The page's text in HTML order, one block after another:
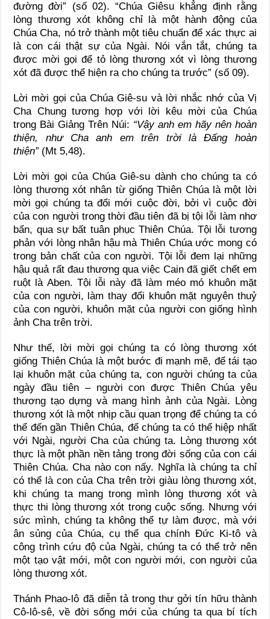
đường đời” (số 02). “Chúa Giêsu khẳng định rằng
lòng thương xót không chỉ là một hành động của
Chúa Cha, nó trở thành một tiêu chuẩn để xác thực ai
là con cái thật sự của Ngài. Nói vắn tắt, chúng ta
được mời gọi để tỏ lòng thương xót vì lòng thương
xót đã được thể hiện ra cho chúng ta trước” (số 09).
Lời mời gọi của Chúa Giê-su và lời nhắc nhớ của Vị
Cha Chung tương hợp với lời kêu mời của Chúa
trong Bài Giảng Trên Núi: “Vậy anh em hãy nên hoàn
thiện, như Cha anh em trên trời là Đấng hoàn
thiện” (Mt 5,48).
Lời mời gọi của Chúa Giê-su dành cho chúng ta có
lòng thương xót nhân từ giống Thiên Chúa là một lời
mời gọi chúng ta đổi mới cuộc đời, bởi vì cuộc đời
của con người trong thời đầu tiên đã bị tội lỗi làm nhơ
bẩn, qua sự bất tuân phục Thiên Chúa. Tội lỗi tương
phản với lòng nhân hậu mà Thiên Chúa ước mong có
trong bản chất của con người. Tội lỗi đem lại những
hậu quả rất đau thương qua việc Cain đã giết chết em
ruột là Aben. Tội lỗi này đã làm méo mó khuôn mặt
của con người, làm thay đổi khuôn mặt nguyên thuỷ
của con người, khuôn mặt của người con giống hình
ảnh Cha trên trời.
Như thế, lời mời gọi chúng ta có lòng thương xót
giống Thiên Chúa là một bước đi mạnh mẽ, để tái tạo
lại khuôn mặt của chúng ta, con người chúng ta của
ngày đầu tiên – người con được Thiên Chúa yêu
thương tạo dựng và mang hình ảnh của Ngài. Lòng
thương xót là một nhịp cầu quan trọng để chúng ta có
thể đến gần Thiên Chúa, để chúng ta có thể hiệp nhất
với Ngài, người Cha của chúng ta. Lòng thương xót
thực là một phần nền tảng trong đời sống của con cái
Thiên Chúa. Cha nào con nấy. Nghĩa là chúng ta chỉ
có thể là con của Cha trên trời giàu lòng thương xót,
khi chúng ta mang trong mình lòng thương xót và
thực thi lòng thương xót trong cuộc sống. Nhưng với
sức mình, chúng ta không thể tự làm được, mà với
ân sủng của Chúa, cụ thể qua chính Đức Ki-tô và
công trình cứu độ của Ngài, chúng ta có thể trở nên
một tạo vật mới, một con người mới, con người của
lòng thương xót.
Thánh Phao-lô đã diễn tả trong thư gởi tín hữu thành
Cô-lô-sê, về đời sống mới của chúng ta qua bí tích